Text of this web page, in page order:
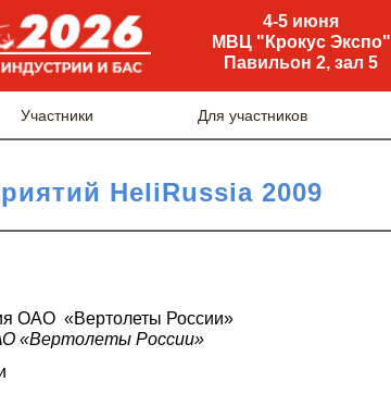
4-5 июня
МВЦ "Крокус Экспо"
Павильон 2, зал 5
Участники Для участников
HeliRussia 2009
ОАО «Вертолеты России»
«Вертолеты России»